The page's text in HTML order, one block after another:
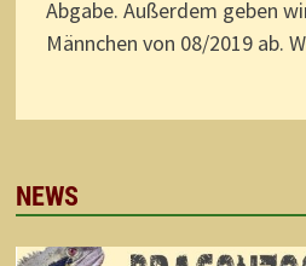
Abgabe. Außerdem geben
Männchen von 08/2019 ab.
NEWS